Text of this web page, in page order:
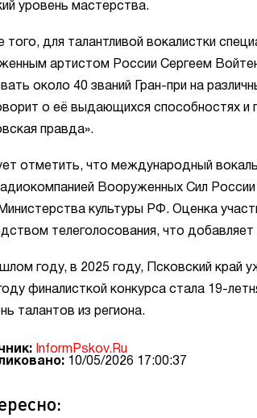
уровень мастерства.
того, для талантливой вокалистки
артистом России Сергеем
около 40 званий Гран-при на
о её выдающихся способностях и
правда».
отметить, что международный
Вооруженных Сил
культуры РФ. Оценка
телеголосования, что
году, в 2025 году, Псковский край
финалисткой конкурса стала 19-
талантов из региона.
InformPskov.Ru
10/05/2026 17:00:37